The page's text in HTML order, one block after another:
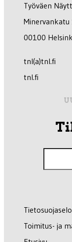
Työväen
Minervankatu
00100
tnl(a)tnl.fi
tnl.fi
Toimitus- ja